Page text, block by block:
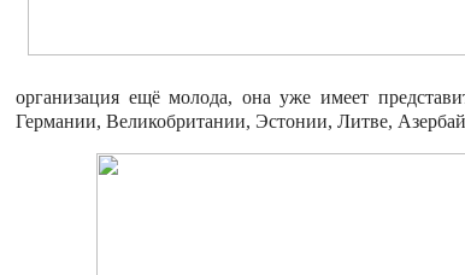
организация ещё молода, она уже имеет
Германии, Великобритании, Эстонии, Литве,